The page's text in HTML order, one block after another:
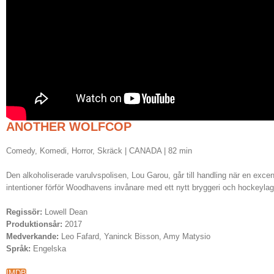
ANOTHER WOLFCOP
Comedy, Komedi, Horror, Skräck | CANADA | 82 min
Den alkoholiserade varulvspolisen, Lou Garou, går till handling när en
intentioner förför Woodhavens invånare med ett nytt bryggeri och
Regissör: Lowell Dean
Produktionsår: 2017
Medverkande: Leo Fafard, Yaninck Bisson, Amy Matysio
Språk: Engelska